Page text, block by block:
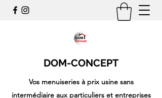
DOM-CONCEPT
Vos menuiseries à prix usine sans
intermédiaire aux particuliers et entreprises